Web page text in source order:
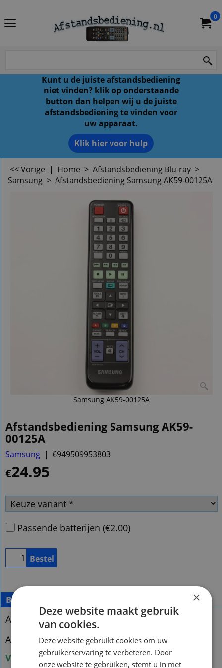
0
Kunt u de juiste afstandsbediening
niet vinden? klik op onderstaande
button dan helpen wij u de juiste
afstandsbediening te vinden voor
uw apparaat.
Klik hier voor hulp
<< Vorige | Home > Afstandsbediening Blu-ray >
Samsung > Afstandsbediening Samsung AK59-00125A
Samsung AK59-00125A
Afstandsbediening Samsung AK59-
00125A
Samsung 6949509953803
€24.95
Passende batterijen (€2.00)
Bestel
Beschrijving
Afstandsbediening Samsung AK59-00125A
Afstandsbediening Samsung AK59-00125A
Voorraad origineel nieuw:5
×
Deze website maakt gebruik
van cookies.
Deze website gebruikt cookies om uw
gebruikerservaring te verbeteren. Door
onze website te gebruiken, stemt u in met